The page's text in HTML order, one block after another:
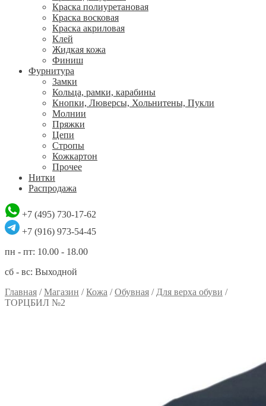
Краска полиуретановая
Краска восковая
Краска акриловая
Клей
Жидкая кожа
Финиш
Фурнитура
Замки
Кольца, рамки, карабины
Кнопки, Люверсы, Хольнитены, Пукли
Молнии
Пряжки
Цепи
Стропы
Кожкартон
Прочее
Нитки
Распродажа
+7 (495) 730-17-62
+7 (916) 973-54-45
пн - пт: 10.00 - 18.00
сб - вс: Выходной
Главная /Магазин /Кожа /Обувная / Для верха обуви /
ТОРЦБИЛ №2